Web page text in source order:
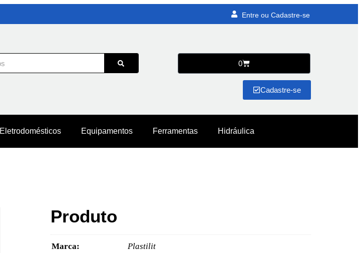
Entre ou Cadastre-se
0
Cadastre-se
Eletrodomésticos Equipamentos Ferramentas Hidráulica
Produto
Marca:
Plastilit